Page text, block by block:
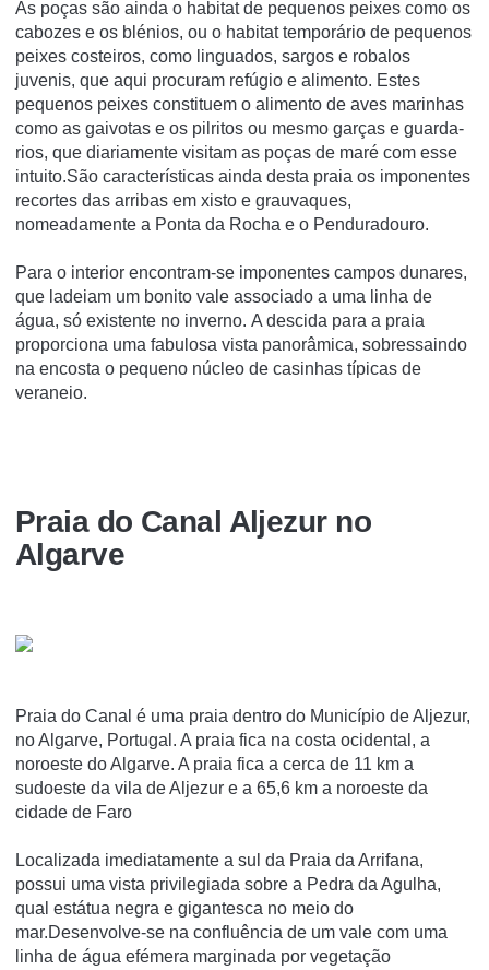
As poças são ainda o habitat de pequenos peixes como os
cabozes e os blénios, ou o habitat temporário de pequenos
peixes costeiros, como linguados, sargos e robalos
juvenis, que aqui procuram refúgio e alimento. Estes
pequenos peixes constituem o alimento de aves marinhas
como as gaivotas e os pilritos ou mesmo garças e guarda-
rios, que diariamente visitam as poças de maré com esse
intuito.São características ainda desta praia os imponentes
recortes das arribas em xisto e grauvaques,
nomeadamente a Ponta da Rocha e o Penduradouro.
Para o interior encontram-se imponentes campos dunares,
que ladeiam um bonito vale associado a uma linha de
água, só existente no inverno. A descida para a praia
proporciona uma fabulosa vista panorâmica, sobressaindo
na encosta o pequeno núcleo de casinhas típicas de
veraneio.
Praia do Canal Aljezur no
Algarve
Praia do Canal é uma praia dentro do Município de Aljezur,
no Algarve, Portugal. A praia fica na costa ocidental, a
noroeste do Algarve. A praia fica a cerca de 11 km a
sudoeste da vila de Aljezur e a 65,6 km a noroeste da
cidade de Faro
Localizada imediatamente a sul da Praia da Arrifana,
possui uma vista privilegiada sobre a Pedra da Agulha,
qual estátua negra e gigantesca no meio do
mar.Desenvolve-se na confluência de um vale com uma
linha de água efémera marginada por vegetação